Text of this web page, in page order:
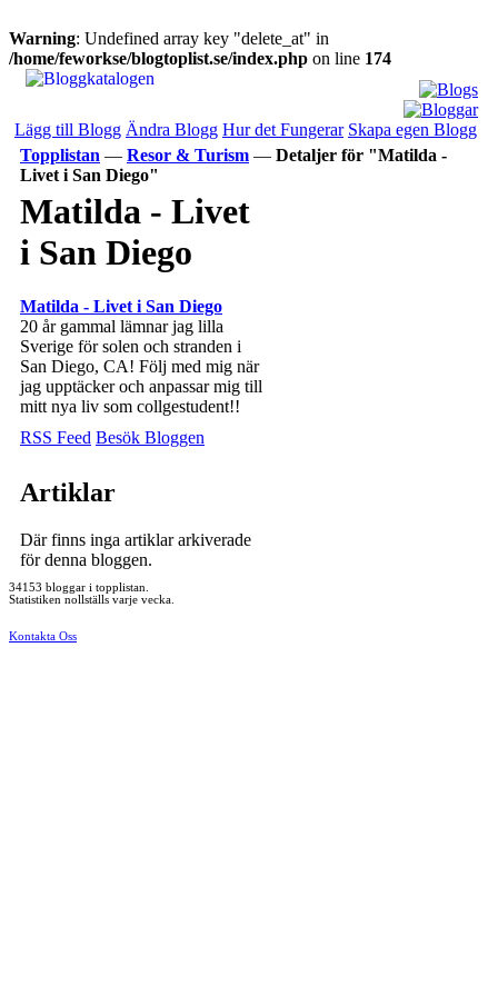
Warning: Undefined array key "delete_at" in
/home/feworkse/blogtoplist.se/index.php on line 174
Lägg till Blogg Ändra Blogg Hur det Fungerar Skapa egen Blogg
Topplistan — Resor & Turism — Detaljer för "Matilda -
Livet i San Diego"
Matilda - Livet
i San Diego
Matilda - Livet i San Diego
20 år gammal lämnar jag lilla
Sverige för solen och stranden i
San Diego, CA! Följ med mig när
jag upptäcker och anpassar mig till
mitt nya liv som collgestudent!!
RSS Feed Besök Bloggen
Artiklar
Där finns inga artiklar arkiverade
för denna bloggen.
34153 bloggar i topplistan.
Statistiken nollställs varje vecka.
Kontakta Oss